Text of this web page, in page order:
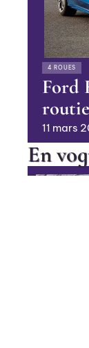
4 ROUES
Ford
11 mars
En